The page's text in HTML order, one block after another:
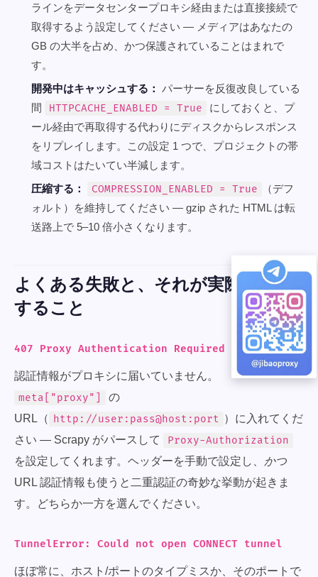
ラインをデータセンタープロキシ経由または直接接続で
取得するよう設定してください — メディアはあなたの
GB の大半を占め、かつ保護されていることはまれで
す。
開発中はキャッシュする： パーサーを反復改良している
間
HTTPCACHE_ENABLED = True
にしておくと、プ
ール経由で再取得する代わりにディスクからレスポンス
をリプレイします。この設定 1 つで、プロジェクトの帯
域コストはたいてい半減します。
圧縮する：
COMPRESSION_ENABLED = True
（デフ
ォルト）を維持してください — gzip された HTML は転
送路上で 5–10 倍小さくなります。
よくある失敗と、それが実際に意味
すること
407 Proxy Authentication Required
認証情報がプロキシに届いていません。
meta["proxy"]
の
URL（ http://user:pass@host:port ）に入れてくだ
さい — Scrapy がパースして
Proxy-Authorization
を設定してくれます。ヘッダーを手動で設定し、
かつ
URL 認証情報も使うと二重認証の奇妙な挙動が起きま
す。どちらか一方を選んでください。
TunnelError: Could not open CONNECT tunnel
ほぼ常に、ホスト/ポートのタイプミスか、そのポートで